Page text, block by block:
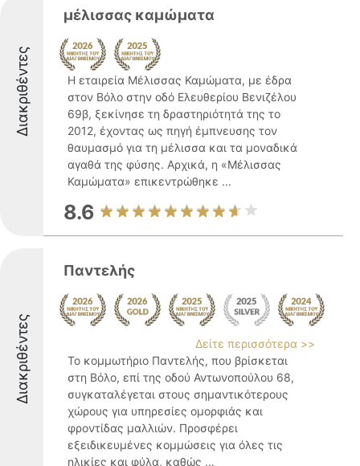
Διακριθέντες
μέλισσας καμώματα
Η εταιρεία Μέλισσας Καμώματα, με έδρα
στον Βόλο στην οδό Ελευθερίου Βενιζέλου
69β, ξεκίνησε τη δραστηριότητά της το
2012, έχοντας ως πηγή έμπνευσης τον
θαυμασμό για τη μέλισσα και τα μοναδικά
αγαθά της φύσης. Αρχικά, η «Μέλισσας
Καμώματα» επικεντρώθηκε ...
8.6
Διακριθέντες
Παντελής
Δείτε περισσότερα >>
Το κομμωτήριο Παντελής, που βρίσκεται
στη Βόλο, επί της οδού Αντωνοπούλου 68,
συγκαταλέγεται στους σημαντικότερους
χώρους για υπηρεσίες ομορφιάς και
φροντίδας μαλλιών. Προσφέρει
εξειδικευμένες κομμώσεις για όλες τις
ηλικίες και φύλα, καθώς ...